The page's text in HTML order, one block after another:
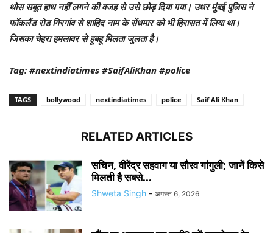
थोस सबूत हाथ नहीं लगने की वजह से उसे छोड़ दिया गया। उधर मुंबई पुलिस ने
फॉकलैंड रोड गिरगांव से शाहिद नाम के सेंधमार को भी हिरासत में लिया था।
जिसका चेहरा हमलावर से हूबहू मिलता जुलता है।
Tag: #nextindiatimes #SaifAliKhan #police
TAGS bollywood nextindiatimes police Saif Ali Khan
RELATED ARTICLES
सचिन, वीरेंद्र सहवाग या सौरव गांगुली; जानें किसे
मिलती है सबसे...
Shweta Singh - अगस्त 6, 2026